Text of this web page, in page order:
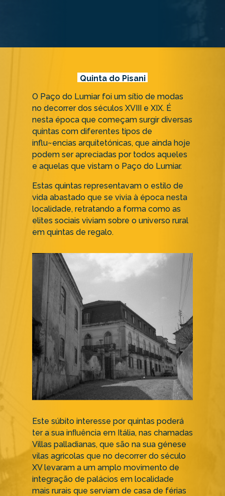
Quinta do Pisani
O Paço do Lumiar foi um sítio de modas
no decorrer dos séculos XVIII e XIX. É
nesta época que começam surgir diversas
quintas com diferentes tipos de
influ~encias arquitetónicas, que ainda hoje
podem ser apreciadas por todos aqueles
e aquelas que vistam o Paço do Lumiar.
Estas quintas representavam o estilo de
vida abastado que se vivia à época nesta
localidade, retratando a forma como as
elites sociais viviam sobre o universo rural
em quintas de regalo.
Este súbito interesse por quintas poderá
ter a sua inﬂuência em Itália, nas chamadas
Villas palladianas, que são na sua génese
vilas agrícolas que no decorrer do século
XV levaram a um amplo movimento de
integração de palácios em localidade
mais rurais que serviam de casa de férias